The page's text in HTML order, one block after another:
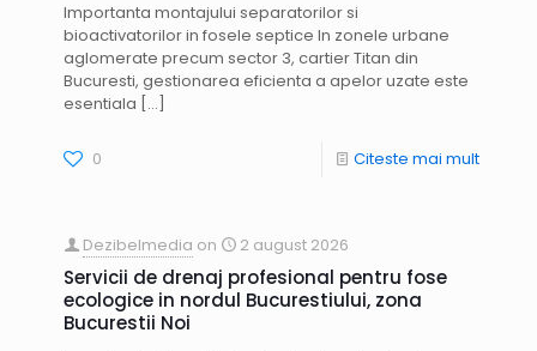
Importanta montajului separatorilor si
bioactivatorilor in fosele septice In zonele urbane
aglomerate precum sector 3, cartier Titan din
Bucuresti, gestionarea eficienta a apelor uzate este
esentiala […]
0 Citeste mai mult
Dezibelmedia on 2 august 2026
Servicii de drenaj profesional pentru fose
ecologice in nordul Bucurestiului, zona
Bucurestii Noi